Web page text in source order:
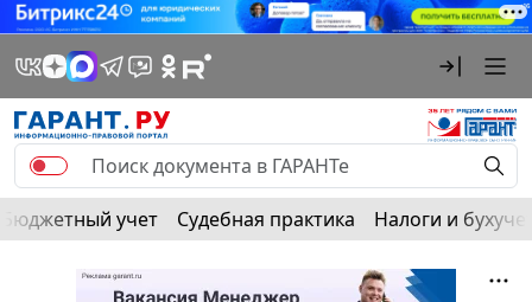
Бюджетный учет Судебная практика Налоги и